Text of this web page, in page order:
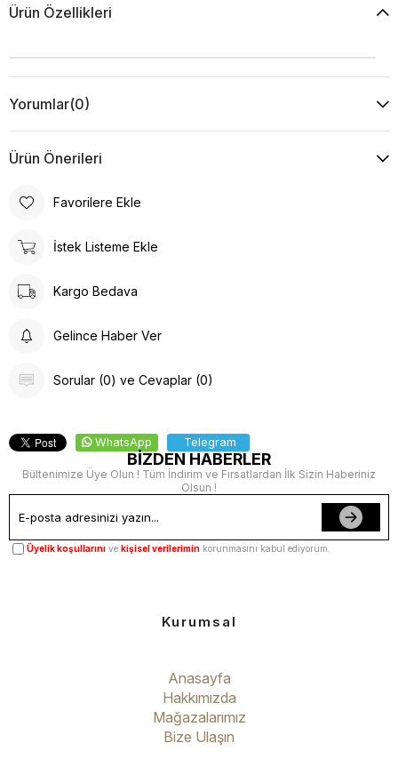
Ürün Özellikleri
Yorumlar(0)
Ürün Önerileri
Favorilere Ekle
İstek Listeme Ekle
Kargo Bedava
Gelince Haber Ver
Sorular (0) ve Cevaplar (0)
WhatsApp Telegram
BİZDEN HABERLER
Bültenimize Üye Olun ! Tüm İndirim ve Fırsatlardan İlk Sizin Haberiniz
Olsun !
Üyelik koşullarını ve kişisel verilerimin korunmasını kabul ediyorum.
Kurumsal
Anasayfa
Hakkımızda
Mağazalarımız
Bize Ulaşın